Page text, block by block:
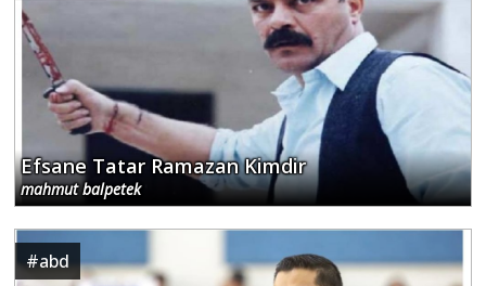
Efsane Tatar Ramazan Kimdir
mahmut balpetek
#abd